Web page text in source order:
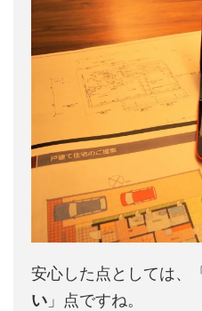
安心した点としては、「
い 」点ですね。